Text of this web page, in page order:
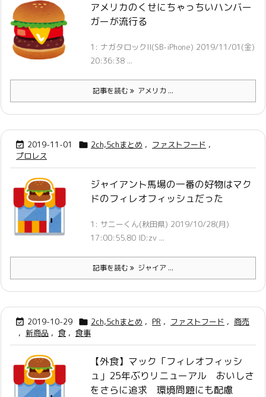
アメリカのくせにちゃっちいハンバー
ガーが流行る
1: ナガタロックII(SB-iPhone) 2019/11/01(金)
20:36:38 ...
記事を読む アメリカ ...
 2019-11-01  2ch,5chまとめ , ファストフード ,
プロレス
ジャイアント馬場の一番の好物はマク
ドのフィレオフィッシュだった
1: サニーくん(秋田県) 2019/10/28(月)
17:00:55.80 ID:zv ...
記事を読む ジャイア ...
 2019-10-29  2ch,5chまとめ , PR , ファストフード , 商売
, 新商品 , 食 , 食事
【外食】マック「フィレオフィッシ
ュ」25年ぶりリニューアル おいしさ
をさらに追求 環境問題にも配慮